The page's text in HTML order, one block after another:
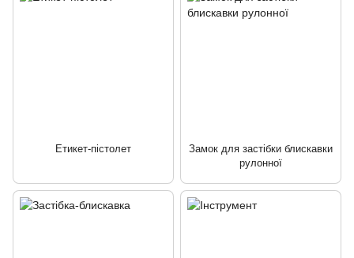
Етикет-пістолет
Замок для застібки блискавки
рулонної